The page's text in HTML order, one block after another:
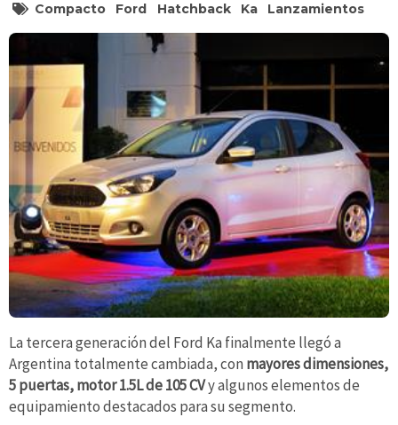
Compacto Ford Hatchback Ka Lanzamientos
La tercera generación del Ford Ka finalmente llegó a
Argentina totalmente cambiada, con mayores dimensiones,
5 puertas, motor 1.5L de 105 CVy algunos elementos de
equipamiento destacados para su segmento.